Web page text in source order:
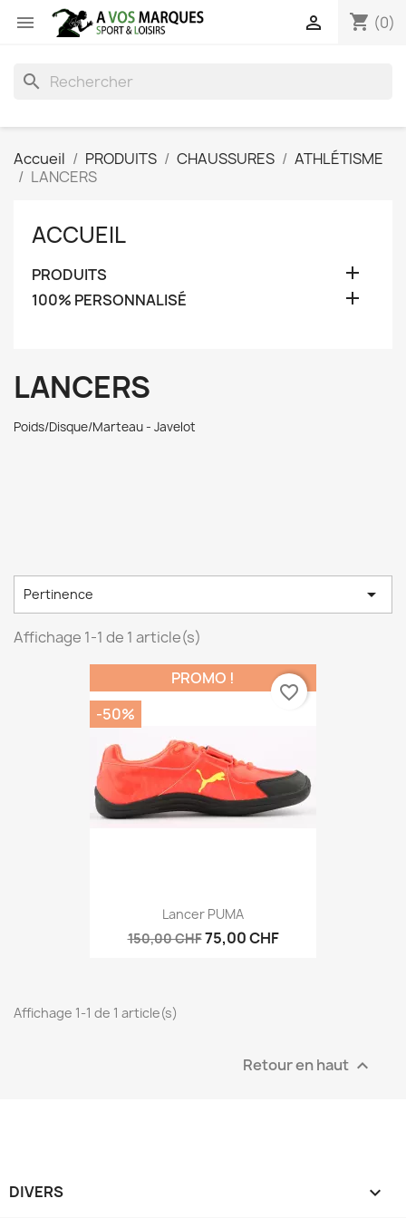
 shopping_cart (0)

search
Accueil PRODUITS CHAUSSURES
ATHLÉTISME
LANCERS
ACCUEIL
PRODUITS 
100% PERSONNALISÉ 
LANCERS
Poids/Disque/Marteau - Javelot
Pertinence 
Affichage 1-1 de 1 article(s)
Lancer PUMA
150,00 CHF75,00 CHF
PROMO !
-50%
favorite_border
Affichage 1-1 de 1 article(s)
Retour en haut 
DIVERS 